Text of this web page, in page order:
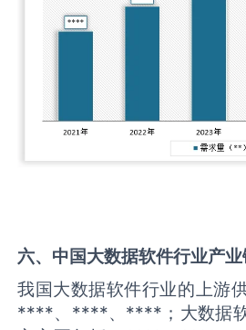
六、中国大数据软件行业产
我国大数据软件行业的上游
****、****、****；大数据软